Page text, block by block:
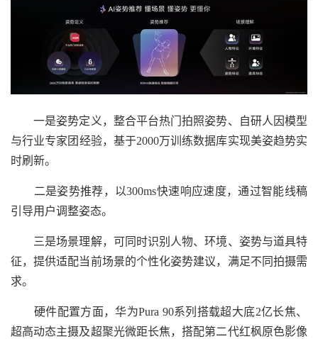
一是姿势定义，整合平台热门拍照姿势、自研人因模型
与行业专家团经验，基于2000万训练数据库实现美姿趋势实
时刷新。
二是姿势推荐，以300ms快速响应速度，通过智能线稿
引导用户调整姿态。
三是场景理解，可同时识别人物、环境、姿势与道具特
征，提供适配当前场景的个性化姿势建议，满足不同拍摄需
求。
硬件配置方面，华为Pura 90系列搭载超大底2亿长焦、
超高动态主摄及超聚光微距长焦，搭配第二代红枫原色影像